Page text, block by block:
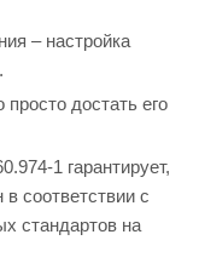
– настройка
достать его
1 гарантирует,
соответствии с
стандартов на